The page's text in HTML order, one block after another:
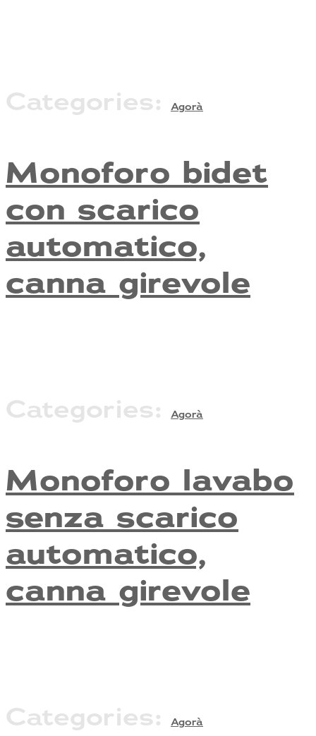
Categories: Agorà
Monoforo bidet
con scarico
automatico,
canna girevole
Categories: Agorà
Monoforo lavabo
senza scarico
automatico,
canna girevole
Categories: Agorà